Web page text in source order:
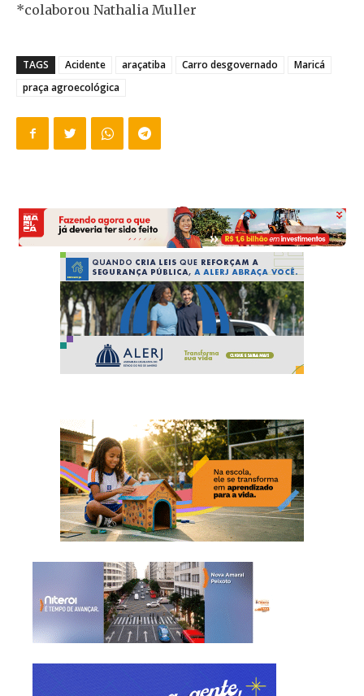
*colaborou Nathalia Muller
TAGS Acidente araçatiba Carro desgovernado
Maricá
praça agroecológica